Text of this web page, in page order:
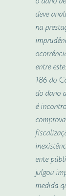
deve
na
entre
186 do
do dano
é
ente
julgou
medida